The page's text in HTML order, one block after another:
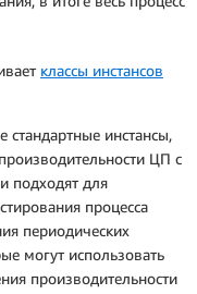
классы инстансов
стандартные инстансы,
ЦП с
подходят для
процесса
периодических
могут использовать
производительности